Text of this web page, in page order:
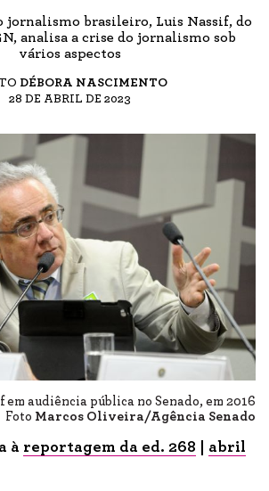
jornalismo brasileiro, Luis Nassif, do
analisa a crise do jornalismo sob
vários aspectos
DÉBORA NASCIMENTO
28 DE ABRIL DE 2023
em audiência pública no Senado, em 2016
Foto Marcos Oliveira/Agência Senado
à reportagem da ed. 268
abril